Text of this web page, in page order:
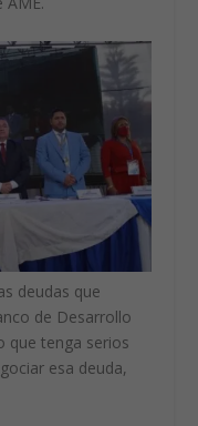
deudas que
de Desarrollo
que tenga serios
esa deuda,